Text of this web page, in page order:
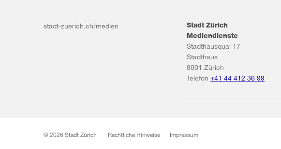
stadt-zuerich.ch/medien
Stadt Zürich
Mediendienste
Stadthausquai 17
Stadthaus
8001 Zürich
Telefon +41 44 412 36 99
© 2026 Stadt Zürich Rechtliche Hinweise Impressum